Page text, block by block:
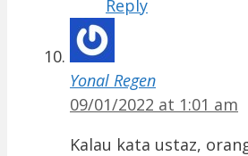
Reply
Yonal Regen
09/01/2022 at 1:01 am
Kalau kata ustaz,